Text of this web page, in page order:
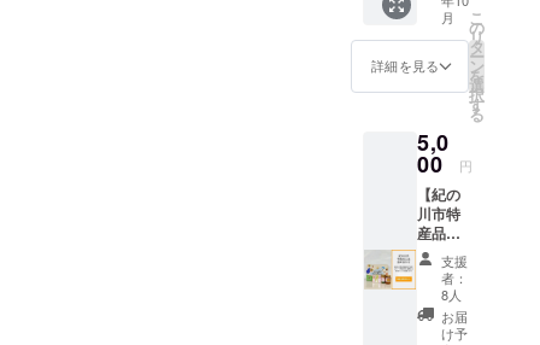
よりご
確認く
い。
(URL：
割引
コード
を発行
いたし
ます。
HPより
ご予約
の際、
忘れず
に記入
無）：
合計
円〜、8
名宿泊
合計
112,000
円〜と
なりま
す。詳
しいお
値段
は、ご
予約の
際にHP
もしく
有効期
間：
2024年
10月1
9月30日
までの3
年間 ※
宿泊料
金の目
安：2名
宿泊
（食事
無）：
合計
48,000
円〜、4
す。 ・
オープ
ン後に
日帰り
ありま
せん
が、ク
ラウド
ファン
ディン
グ特別
プラン
となり
ます。
・当施
用】 日
帰り割
引コー
ド
40,000
「log&s
auna 和
-
nagomi,
wakaya
ma- 」
での日
帰りプ
ラン予
約時に
ご利用
月
詳細を見る
こ
の
リ
タ
ー
ン
を
選
択
す
る
5,0
00 円
【紀の
川市特
産品詰
め合わ
せ】 施
設のの
位置す
る紀の
支援
者：
8人
お届
け予